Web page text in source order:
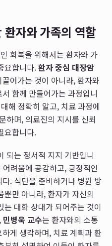
자와 가족의 역할
회복을 위해서는 환자와 가
요합니다.환자 중심 대장암
어가는 것이 아니라, 환자와
함께 만들어가는 과정입니
해 정확히 알고, 치료 과정에
하며, 의료진의 지시를 신뢰
요합니다.
되는 정서적 지지 기반입니
려움에 공감하고, 긍정적인
. 식단을 준비하거나 병원 방
뿐만 아니라, 환자가 자신의
대화 상대가 되어주는 것이
민병욱 교수는 환자와의 소통
게 생각하며, 치료 계획과 환